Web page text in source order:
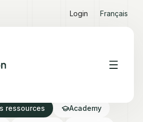
Login Français
Hub
ressources Academy